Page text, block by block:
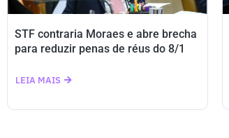
STF contraria Moraes e abre brecha
para reduzir penas de réus do 8/1
LEIA MAIS